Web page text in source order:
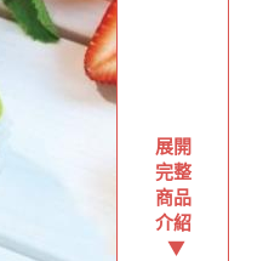
展開
完整
商品
介紹
▼